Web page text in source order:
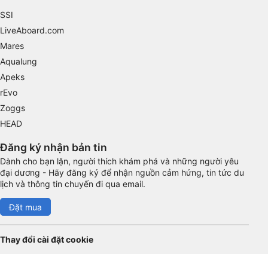
SSI
LiveAboard.com
Mares
Aqualung
Apeks
rEvo
Zoggs
HEAD
Đăng ký nhận bản tin
Dành cho bạn lặn, người thích khám phá và những người yêu
đại dương - Hãy đăng ký để nhận nguồn cảm hứng, tin tức du
lịch và thông tin chuyến đi qua email.
Đặt mua
Thay đổi cài đặt cookie